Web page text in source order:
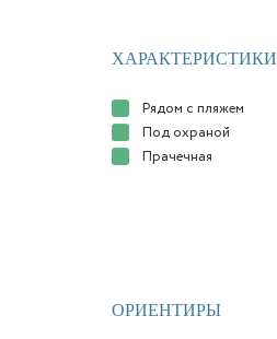
ХАРАКТЕРИСТИКИ
Рядом с пляжем
Под охраной
Прачечная
ОРИЕНТИРЫ